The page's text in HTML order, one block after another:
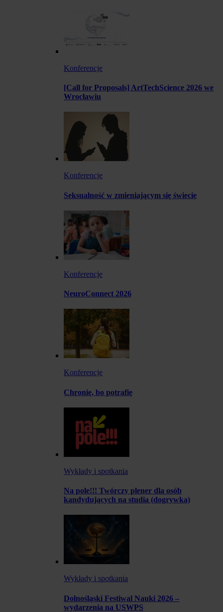
Konferencje
[Call for Proposals] ArtTechScience 2026 we
Wrocławiu
Konferencje
Seksualność w zmieniającym się świecie
Konferencje
NeuroConnect 2026
Konferencje
Chronię, bo potrafię
Wykłady i spotkania
Na pole!!! Twórczy plener dla osób
kandydujących na studia (dogrywka)
Wykłady i spotkania
Dolnośląski Festiwal Nauki 2026 –
wydarzenia na USWPS